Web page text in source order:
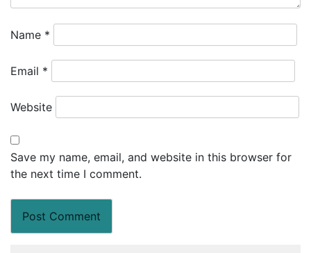
Name *
Email *
Website
Save my name, email, and website in this browser for
the next time I comment.